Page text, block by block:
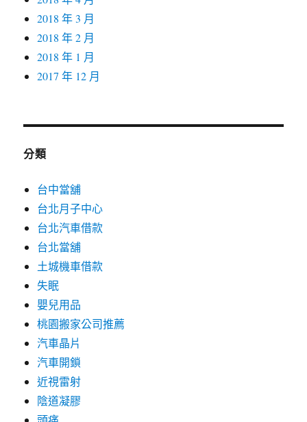
2018 年 3 月
2018 年 2 月
2018 年 1 月
2017 年 12 月
分類
台中當舖
台北月子中心
台北汽車借款
台北當舖
土城機車借款
失眠
嬰兒用品
桃園搬家公司推薦
汽車晶片
汽車開鎖
近視雷射
陰道凝膠